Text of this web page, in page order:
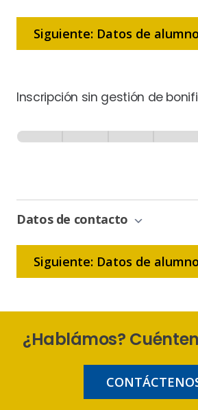
Siguiente: Datos de
Inscripción sin gestión de
-
Bonificación
Datos de contacto
Siguiente: Datos de
¿Hablámos?